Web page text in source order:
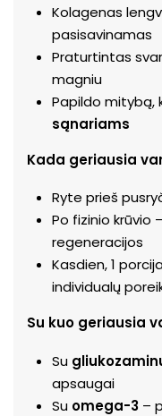
Kolagenas
pasisavinamas
Praturtintas
magniu
Papildo mitybą,
sąnariams
Kada geriausia
Ryte prieš
Po fizinio krūvio
regeneracijos
Kasdien, 1
individualų
Su kuo geriausia
Su
apsaugai
Su omega-3 –